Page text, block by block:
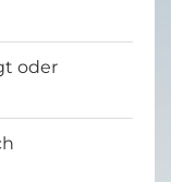
oder